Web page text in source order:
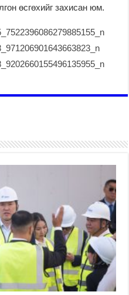
өсгөхийг захисан юм.